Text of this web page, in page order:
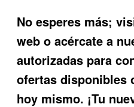
No esperes más;
web o acércate a
autorizadas para
ofertas disponibles
hoy mismo. ¡Tu